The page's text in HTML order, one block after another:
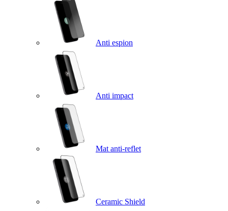
Anti espion
Anti impact
Mat anti-reflet
Ceramic Shield